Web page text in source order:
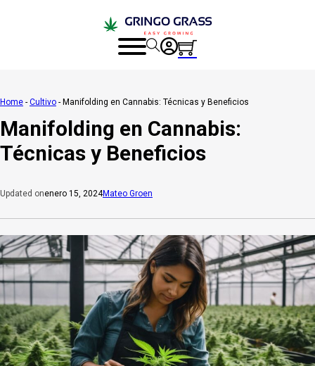
Home - Cultivo - Manifolding en Cannabis: Técnicas y Beneficios
Manifolding en Cannabis:
Técnicas y Beneficios
Updated onenero 15, 2024Mateo Groen